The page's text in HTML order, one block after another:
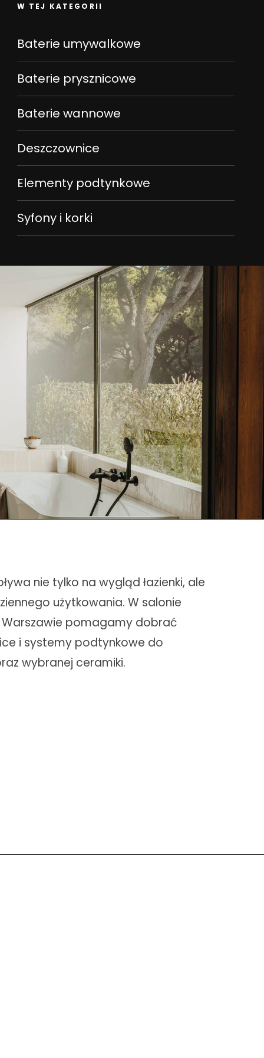
W TEJ KATEGORII
Baterie umywalkowe
Baterie prysznicowe
Baterie wannowe
Deszczownice
Elementy podtynkowe
Syfony i korki
nie tylko na wygląd łazienki, ale
użytkowania. W salonie
Warszawie pomagamy dobrać
i systemy podtynkowe do
wybranej ceramiki.